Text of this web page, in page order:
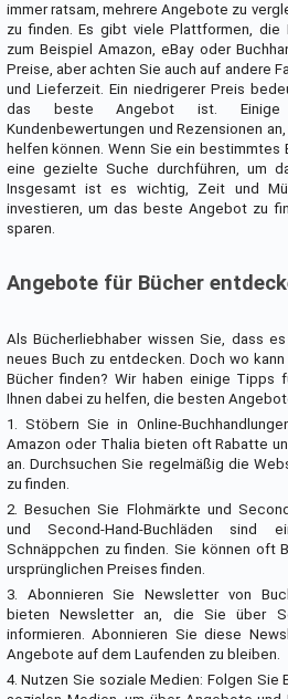
immer ratsam, mehrere Angebote zu
zu finden. Es gibt viele Plattformen, die
zum Beispiel Amazon, eBay oder
Preise, aber achten Sie auch auf andere
und Lieferzeit. Ein niedrigerer Preis
das beste Angebot ist. Einige
Kundenbewertungen und Rezensionen
helfen können. Wenn Sie ein bestimmtes
eine gezielte Suche durchführen, um
Insgesamt ist es wichtig, Zeit und
investieren, um das beste Angebot zu
sparen.
Angebote für Bücher
Als Bücherliebhaber wissen Sie, dass
neues Buch zu entdecken. Doch wo
Bücher finden? Wir haben einige Tipps
Ihnen dabei zu helfen, die besten
1. Stöbern Sie in Online-
Amazon oder Thalia bieten oft Rabatte
an. Durchsuchen Sie regelmäßig die
zu finden.
2. Besuchen Sie Flohmärkte und
und Second-Hand-Buchläden sind
Schnäppchen zu finden. Sie können oft
ursprünglichen Preises finden.
3. Abonnieren Sie Newsletter von
bieten Newsletter an, die Sie über
informieren. Abonnieren Sie diese
Angebote auf dem Laufenden zu bleiben.
4. Nutzen Sie soziale Medien: Folgen Sie